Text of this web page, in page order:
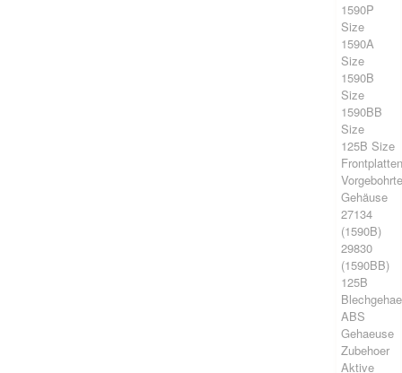
1590P
Size
1590A
Size
1590B
Size
1590BB
Size
125B Size
Gehäuse
27134
(1590B)
29830
(1590BB)
125B
ABS
Gehaeuse
Zubehoer
Aktive